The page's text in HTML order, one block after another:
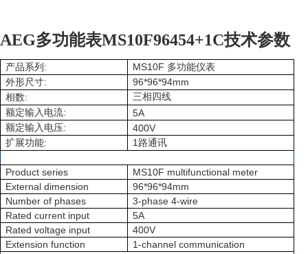
AEG多功能表MS10F96454+1C技术参数
产品系列 : MS10F 多功能仪表
外形尺寸: 96*96*94mm
相数:
三相四线
额定输入电流: 5A
额定输入电压: 400V
扩展功能: 1 路通讯
Product series
MS10F multifunctional meter
External dimension
96*96*94mm
Number of phases
3-phase 4-wire
Rated current input
5A
Rated voltage input
400V
Extension function
1-channel communication